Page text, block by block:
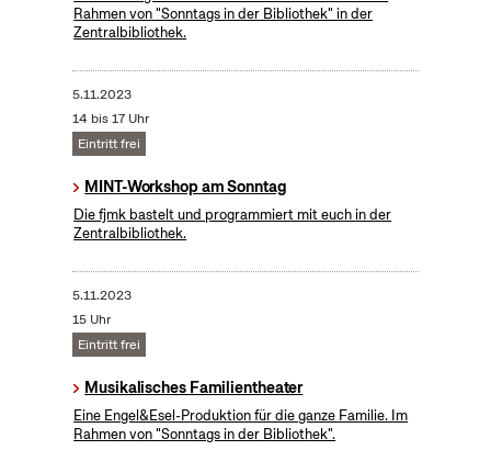
Rahmen von "Sonntags in der Bibliothek" in der
Zentralbibliothek.
5.11.2023
14 bis 17 Uhr
Eintritt frei
MINT-Workshop am Sonntag
Die fjmk bastelt und programmiert mit euch in der
Zentralbibliothek.
5.11.2023
15 Uhr
Eintritt frei
Musikalisches Familientheater
Eine Engel&Esel-Produktion für die ganze Familie. Im
Rahmen von "Sonntags in der Bibliothek".